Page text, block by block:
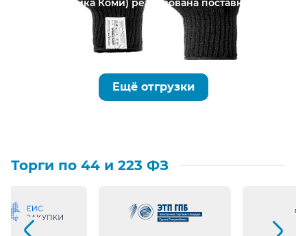
(Республика Коми) реализована поставка...
Ещё отгрузки
Торги по 44 и 223 ФЗ
Предыдущий слайд